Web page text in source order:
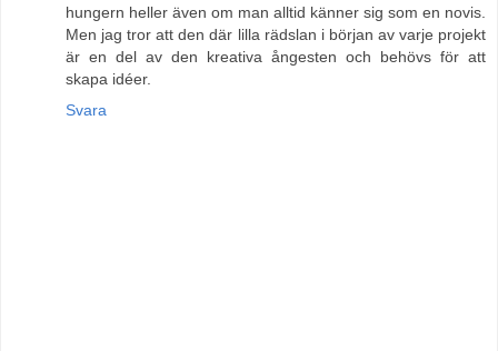
hungern heller även om man alltid känner sig som en novis.
Men jag tror att den där lilla rädslan i början av varje projekt
är en del av den kreativa ångesten och behövs för att
skapa idéer.
Svara